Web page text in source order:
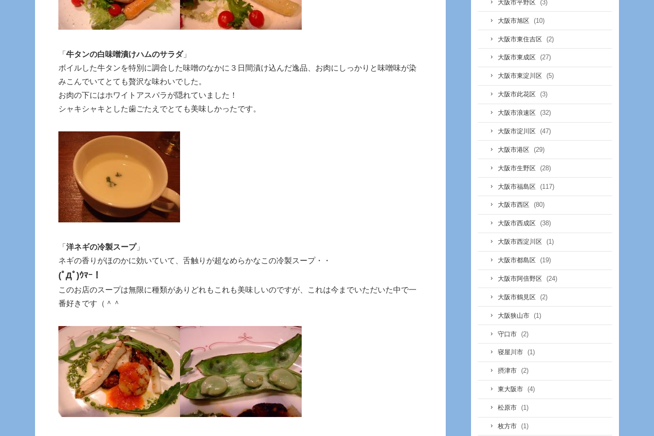
「 牛タンの白味噌漬けハムのサラダ」
ボイルした牛タンを特別に調合した味噌のなかに３日間漬け込んだ逸品、お肉にしっかりと味噌味が染
みこんでいてとても贅沢な味わいでした。
お肉の下にはホワイトアスパラが隠れていました！
シャキシャキとした歯ごたえでとても美味しかったです。
「 洋ネギの冷製スープ」
ネギの香りがほのかに効いていて、舌触りが超なめらかなこの冷製スープ・・
(ﾟДﾟ)ｳﾏｰ！
このお店のスープは無限に種類がありどれもこれも美味しいのですが、これは今までいただいた中で一
番好きです（＾＾
大阪市平野区 (3)
大阪市旭区 (10)
大阪市東住吉区 (2)
大阪市東成区 (27)
大阪市東淀川区 (5)
大阪市此花区 (3)
大阪市浪速区 (32)
大阪市淀川区 (47)
大阪市港区 (29)
大阪市生野区 (28)
大阪市福島区 (117)
大阪市西区 (80)
大阪市西成区 (38)
大阪市西淀川区 (1)
大阪市都島区 (19)
大阪市阿倍野区 (24)
大阪市鶴見区 (2)
大阪狭山市 (1)
守口市 (2)
寝屋川市 (1)
摂津市 (2)
東大阪市 (4)
松原市 (1)
枚方市 (1)